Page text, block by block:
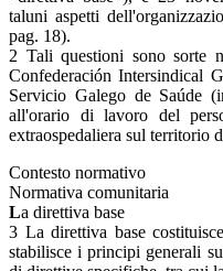
taluni aspetti
pag. 18).
2 Tali questioni sono sorte
Confederación Intersindical
Servicio Galego de Saúde
all'orario di lavoro del
extraospedaliera sul territorio
Contesto normativo
Normativa comunitaria
La direttiva base
3 La direttiva base
stabilisce i principi generali